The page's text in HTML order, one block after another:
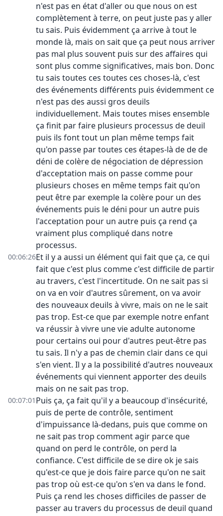
n'est pas en état d'aller ou que nous on est
complètement à terre, on peut juste pas y aller
tu sais. Puis évidemment ça arrive à tout le
monde là, mais on sait que ça peut nous arriver
pas mal plus souvent puis sur des affaires qui
sont plus comme significatives, mais bon. Donc
tu sais toutes ces toutes ces choses-là, c'est
des événements différents puis évidemment ce
n'est pas des aussi gros deuils
individuellement. Mais toutes mises ensemble
ça finit par faire plusieurs processus de deuil
puis ils font tout un plan même temps fait
qu'on passe par toutes ces étapes-là de de de
déni de colère de négociation de dépression
d'acceptation mais on passe comme pour
plusieurs choses en même temps fait qu'on
peut être par exemple la colère pour un des
événements puis le déni pour un autre puis
l'acceptation pour un autre puis ça rend ça
vraiment plus compliqué dans notre
processus.
00:06:26Et il y a aussi un élément qui fait que ça, ce qui
fait que c'est plus comme c'est difficile de partir
au travers, c'est l'incertitude. On ne sait pas si
on va en voir d'autres sûrement, on va avoir
des nouveaux deuils à vivre, mais on ne le sait
pas trop. Est-ce que par exemple notre enfant
va réussir à vivre une vie adulte autonome
pour certains oui pour d'autres peut-être pas
tu sais. Il n'y a pas de chemin clair dans ce qui
s'en vient. Il y a la possibilité d'autres nouveaux
événements qui viennent apporter des deuils
mais on ne sait pas trop.
00:07:01 Puis ça, ça fait qu'il y a beaucoup d'insécurité,
puis de perte de contrôle, sentiment
d'impuissance là-dedans, puis que comme on
ne sait pas trop comment agir parce que
quand on perd le contrôle, on perd la
confiance. C'est difficile de se dire ok je sais
qu'est-ce que je dois faire parce qu'on ne sait
pas trop où est-ce qu'on s'en va dans le fond.
Puis ça rend les choses difficiles de passer de
passer au travers du processus de deuil quand